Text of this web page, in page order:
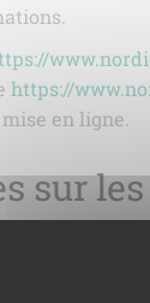
https://
en ligne.
sur
pas de virus